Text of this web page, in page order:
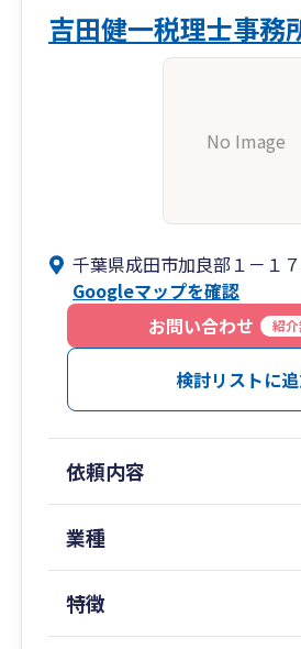
吉田健一税理士事務
No Image
千葉県成田市加良部１－１
Googleマップを確認
お問い合わせ
紹
検討リストに
依頼内容
業種
特徴